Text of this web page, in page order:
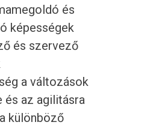
és
képességek
és szervező
a változások
és az agilitásra
különböző